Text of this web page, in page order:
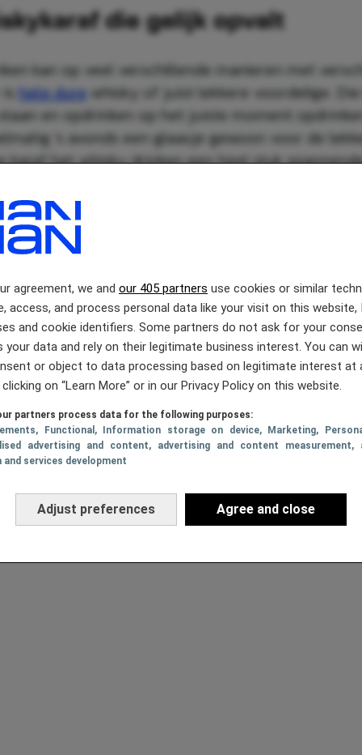
agreement, we and our 405 partners use cookies or similar
access, and process personal data like your visit on this website,
and cookie identifiers. Some partners do not ask for your
your data and rely on their legitimate business interest. You can
or object to data processing based on legitimate interest at
on “Learn More” or in our Privacy Policy on this website.
partners process data for the following purposes:
, Functional , Information storage on device, Marketing,
advertising and content, advertising and content measurement,
and services development
Adjust preferences Agree and close
die gelijk opvalt
kan op veel verschillende manieren met
ishele durewhisky of juist lekkere voordelige.
en opdrinken op het juiste moment
’s avonds een glaasje gewoon voor de
karaf het whisky drinken een heel stuk
whisky hoort ook een speciale whisky karaf,
kunnen zien als een aanvalsgeweer. Hij staat
een gepaste prijs heb jij je whiskykaraf thuis.